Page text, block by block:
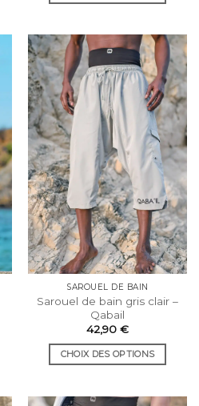
a
plusieurs
variations.
Les
options
peuvent
être
choisies
sur
la
page
du
produit
SAROUEL DE BAIN
Sarouel de bain gris clair –
Qabail
42,90 €
CHOIX DES OPTIONS